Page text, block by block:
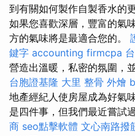
到有關如何製作自製香水的
如果您喜歡深層，豐富的氣
方的氣味將是最適合您的。
鍵字 accounting firmcpa
營造出溫暖，私密的氛圍，
台胞證基隆 大里 整骨 外燴
地產經紀人使房屋成為好氣
是四件事，但我們最近嘗試
商 seo點擊軟體 文心南路撥